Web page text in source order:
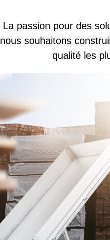
La passion pour des
nous souhaitons
qualité les